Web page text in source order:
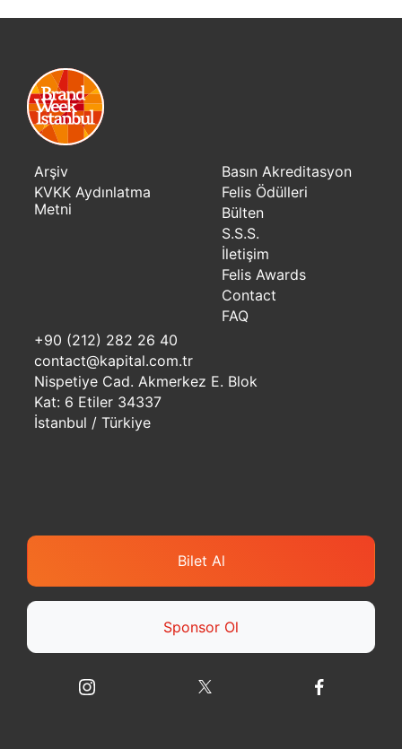
Arşiv
KVKK Aydınlatma
Metni
Basın Akreditasyon
Felis Ödülleri
Bülten
S.S.S.
İletişim
Felis Awards
Contact
FAQ
+90 (212) 282 26 40
contact@kapital.com.tr
Nispetiye Cad. Akmerkez E. Blok
Kat: 6 Etiler 34337
İstanbul / Türkiye
Bilet Al
Sponsor Ol